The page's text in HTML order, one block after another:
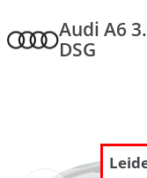
Audi A6
DSG